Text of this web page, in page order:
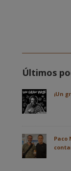
Últimos
¡Un
Paco